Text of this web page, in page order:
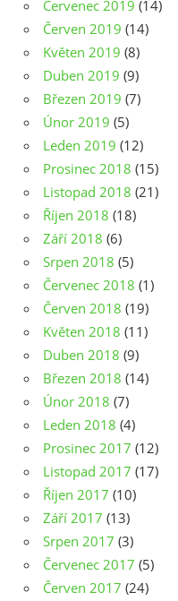
Červenec 2019 (14)
Červen 2019 (14)
Květen 2019 (8)
Duben 2019 (9)
Březen 2019 (7)
Únor 2019 (5)
Leden 2019 (12)
Prosinec 2018 (15)
Listopad 2018 (21)
Říjen 2018 (18)
Září 2018 (6)
Srpen 2018 (5)
Červenec 2018 (1)
Červen 2018 (19)
Květen 2018 (11)
Duben 2018 (9)
Březen 2018 (14)
Únor 2018 (7)
Leden 2018 (4)
Prosinec 2017 (12)
Listopad 2017 (17)
Říjen 2017 (10)
Září 2017 (13)
Srpen 2017 (3)
Červenec 2017 (5)
Červen 2017 (24)